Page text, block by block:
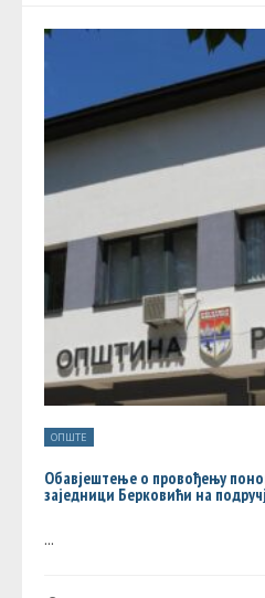
ОПШТЕ
Обавјештење о провођењу
заједници Берковићи на
...